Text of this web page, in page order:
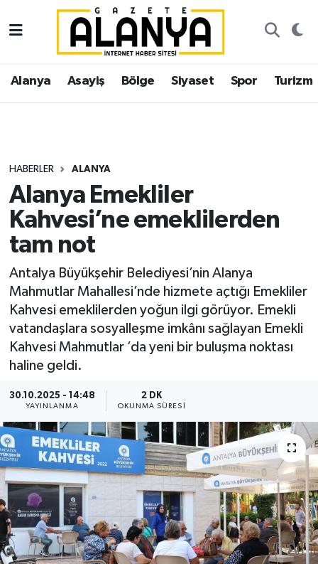
Alanya Asayiş Bölge Siyaset Spor Turizm
HABERLER ALANYA
Alanya Emekliler
Kahvesi’ne emeklilerden
tam not
Antalya Büyükşehir Belediyesi’nin Alanya
Mahmutlar Mahallesi’nde hizmete açtığı Emekliler
Kahvesi emeklilerden yoğun ilgi görüyor. Emekli
vatandaşlara sosyalleşme imkânı sağlayan Emekli
Kahvesi Mahmutlar ’da yeni bir buluşma noktası
haline geldi.
30.10.2025 - 14:48
YAYINLANMA
2 DK
OKUNMA SÜRESI
Alanya
Asayiş
Siyaset
Spor
Ekonomi
Gazipaşa
İstanbul Nöbetçi Eczaneler
İstanbul Hava Durumu
Süper Lig Puan Durumu ve Fikstür
Tüm Manşetler
Son Dakika Haberleri
Haber Arşivi